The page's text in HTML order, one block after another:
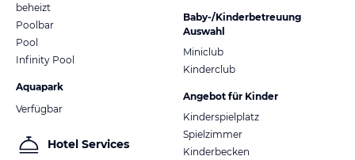
beheizt
Poolbar
Pool
Infinity Pool
Aquapark
Verfügbar
Hotel Services
Baby-/Kinderbetreuung
Auswahl
Miniclub
Kinderclub
Angebot für Kinder
Kinderspielplatz
Spielzimmer
Kinderbecken